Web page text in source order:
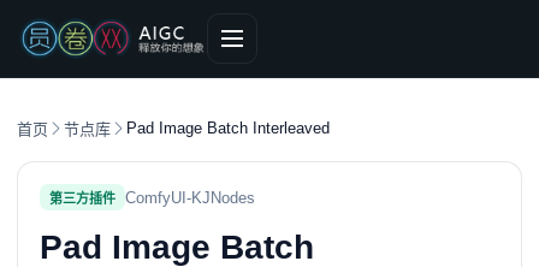
首页 节点库 Pad Image Batch Interleaved
第三方插件 ComfyUI-KJNodes
Pad Image Batch